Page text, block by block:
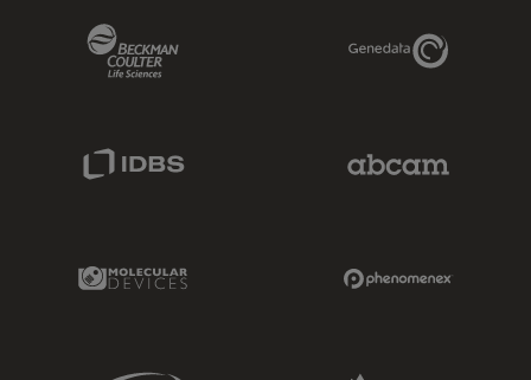
Genedata Link
Molecular Devices Link